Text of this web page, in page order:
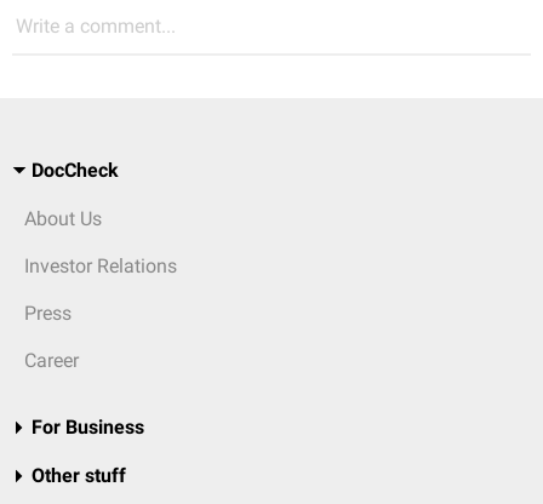
Write a comment...
DocCheck
About Us
Investor Relations
Press
Career
For Business
Other stuff